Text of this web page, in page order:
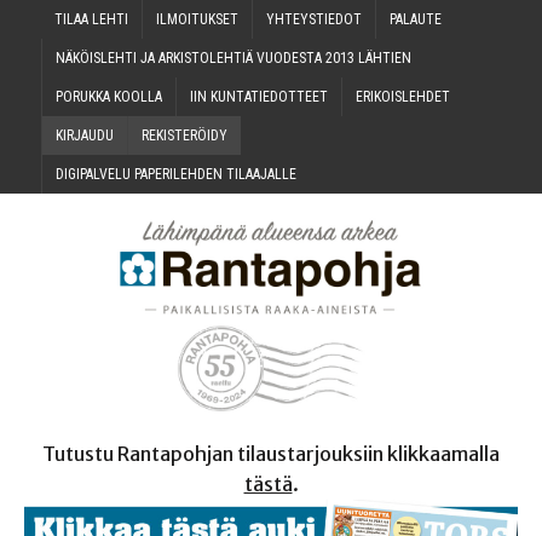
TILAA LEH­TI ILMOI­TUK­SET YHTEYS­TIE­DOT PALAU­TE
NÄKÖIS­LEH­TI JA ARKIS­TO­LEH­TIÄ VUO­DES­TA 2013 LÄHTIEN
PORUK­KA KOOLLA IIN KUN­TA­TIE­DOT­TEET ERI­KOIS­LEH­DET
KIR­JAU­DU REKIS­TE­RÖI­DY
DIGI­PAL­VE­LU PAPE­RI­LEH­DEN TILAAJALLE
Tutustu Rantapohjan tilaustarjouksiin klikkaamalla
tästä.